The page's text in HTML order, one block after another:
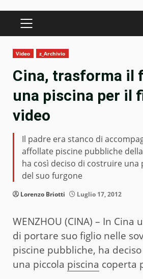
PRIMARY
Video z_Archivio
Cina, trasforma il
una piscina per il
video
Il padre era stanco di
affollate piscine pubbliche
ha così deciso di costruire una
del suo furgone
Lorenzo Briotti Luglio 17, 2012
WENZHOU (CINA) – In Cina
di portare suo figlio nelle
piscine pubbliche, ha
una piccola piscina coperta